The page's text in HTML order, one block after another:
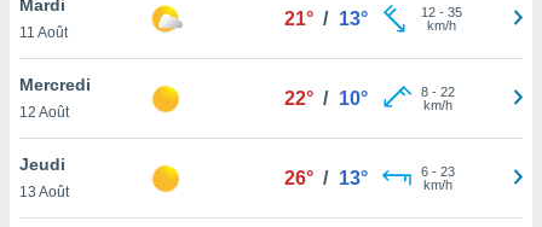
le
ainsi
un
la
du
Mardi
11 Août
21° / 13° 12- 35
km/h
Mercredi
12 Août
22° / 10° 8- 22
km/h
Jeudi
13 Août
26° / 13° 6- 23
km/h